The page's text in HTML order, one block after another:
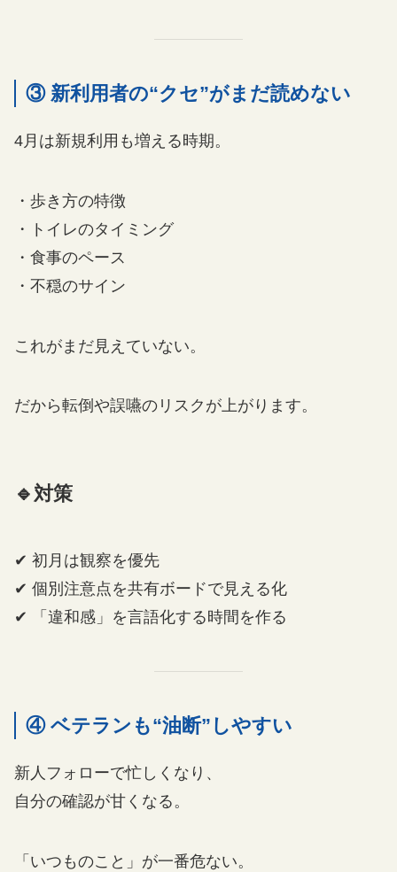
③ 新利用者の“クセ”がまだ読めない
4月は新規利用も増える時期。
・歩き方の特徴
・トイレのタイミング
・食事のペース
・不穏のサイン
これがまだ見えていない。
だから転倒や誤嚥のリスクが上がります。
🔹対策
✔ 初月は観察を優先
✔ 個別注意点を共有ボードで見える化
✔ 「違和感」を言語化する時間を作る
④ ベテランも“油断”しやすい
新人フォローで忙しくなり、
自分の確認が甘くなる。
「いつものこと」が一番危ない。